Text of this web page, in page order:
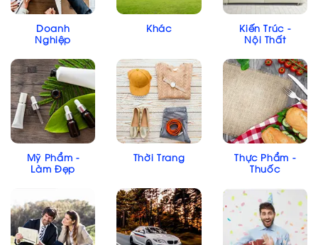
Doanh
Nghiệp
Khác
Kiến Trúc -
Nội Thất
Mỹ Phẩm -
Làm Đẹp
Thời Trang
Thực Phẩm -
Thuốc